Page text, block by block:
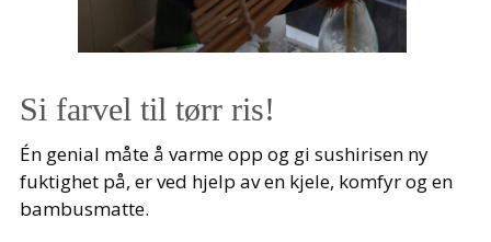
Si farvel til tørr ris!
Én genial måte å varme opp og gi sushirisen ny
fuktighet på, er ved hjelp av en kjele, komfyr og en
bambusmatte.